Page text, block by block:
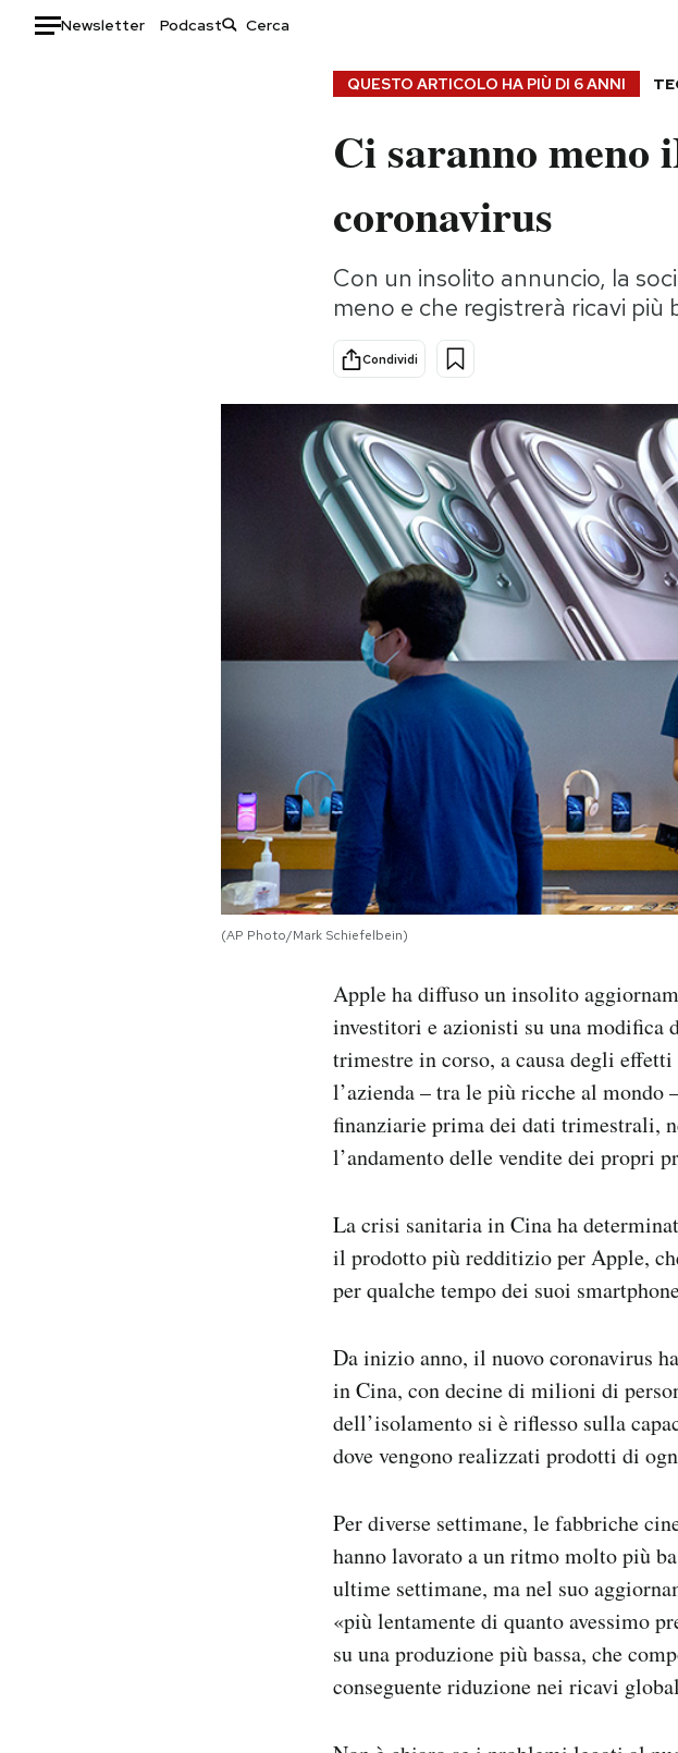
Newsletter Podcast
Storie/Idee
Ok Boomer!
Altrecose
Mondiali calcio 2026
AREA PERSONALE
QUESTO ARTICOLO HA PIÙ DI 6 ANNI
Ci saranno meno
coronavirus
Con un insolito annuncio, la
meno e che registrerà ricavi più
Condividi
(AP Photo/Mark Schiefelbein)
Apple ha diffuso un insolito
investitori e azionisti su una
trimestre in corso, a causa degli effetti
l’azienda – tra le più ricche al
finanziarie prima dei dati trimestrali,
l’andamento delle vendite dei propri
La crisi sanitaria in Cina ha
il prodotto più redditizio per Apple,
per qualche tempo dei suoi
Da inizio anno, il nuovo coronavirus
in Cina, con decine di milioni di
dell’isolamento si è riflesso sulla
dove vengono realizzati prodotti di
Per diverse settimane, le fabbriche
hanno lavorato a un ritmo molto più
ultime settimane, ma nel suo
«più lentamente di quanto avessimo
su una produzione più bassa, che
conseguente riduzione nei ricavi